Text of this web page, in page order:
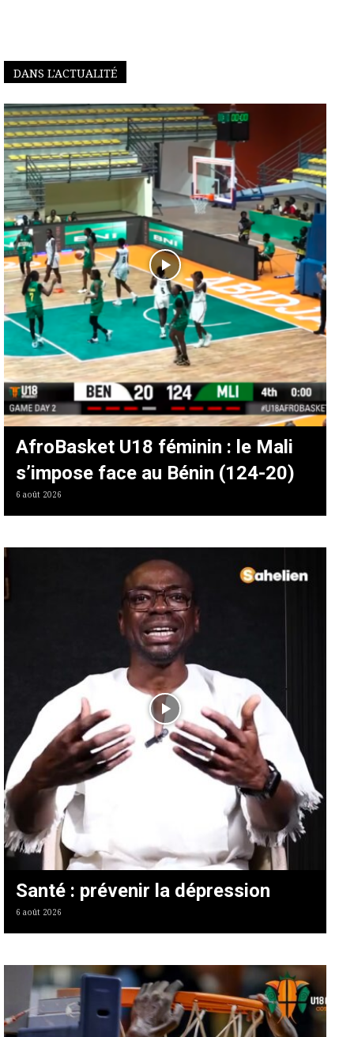
DANS L'ACTUALITÉ
AfroBasket U18 féminin : le Mali
s’impose face au Bénin (124-20)
6 août 2026
Santé : prévenir la dépression
6 août 2026